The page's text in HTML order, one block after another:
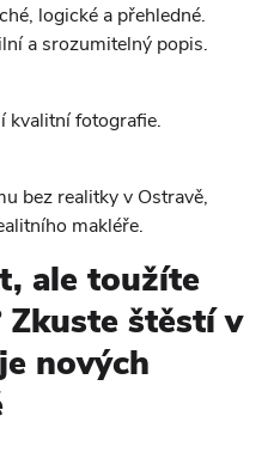
logické a přehledné.
a srozumitelný popis.
kvalitní fotografie.
bez realitky v Ostravě,
makléře.
ale toužíte
Zkuste štěstí v
nových